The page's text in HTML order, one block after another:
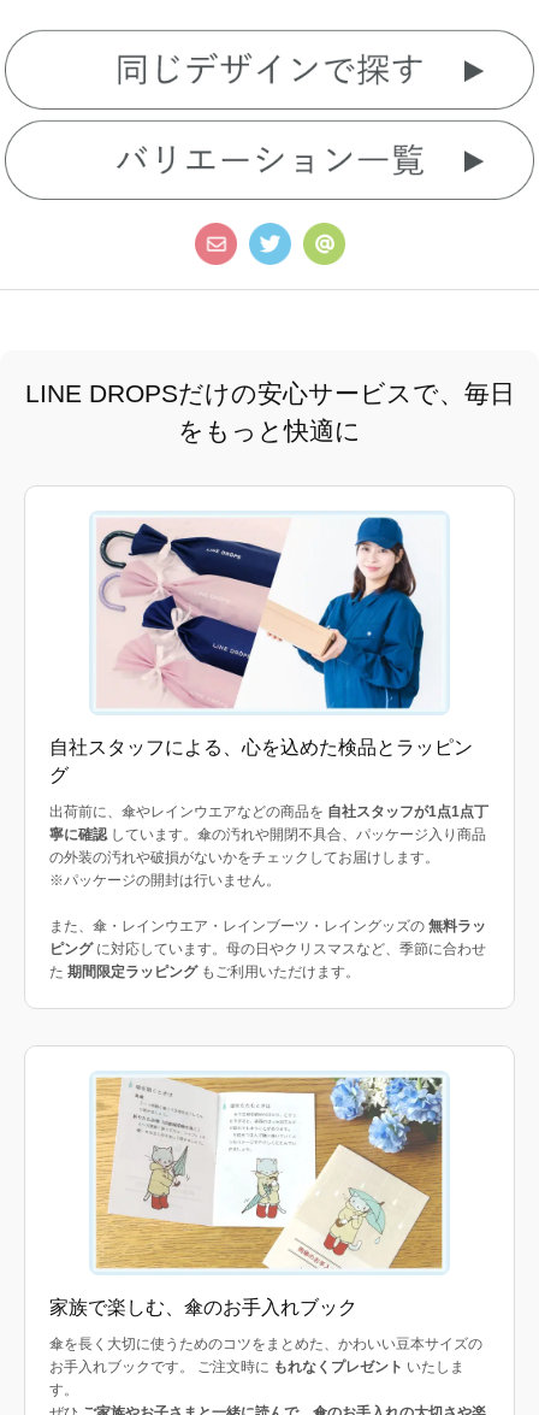
LINE DROPSだけの安心サービスで、毎日
をもっと快適に
自社スタッフによる、心を込めた検品とラッピン
グ
出荷前に、傘やレインウエアなどの商品を 自社スタッフが1点1点丁
寧に確認 しています。傘の汚れや開閉不具合、パッケージ入り商品
の外装の汚れや破損がないかをチェックしてお届けします。
※パッケージの開封は行いません。
また、傘・レインウエア・レインブーツ・レイングッズの 無料ラッ
ピングに対応しています。母の日やクリスマスなど、季節に合わせ
た 期間限定ラッピングもご利用いただけます。
家族で楽しむ、傘のお手入れブック
傘を長く大切に使うためのコツをまとめた、かわいい豆本サイズの
お手入れブックです。 ご注文時に もれなくプレゼント いたしま
す。